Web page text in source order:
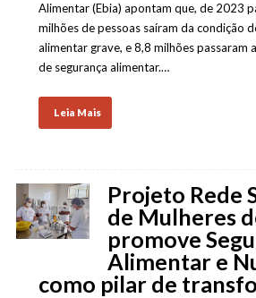
Alimentar (Ebia) apontam que, de 2023
milhões de pessoas saíram da condição
alimentar grave, e 8,8 milhões passaram
de segurança alimentar.…
Leia Mais
Projeto Rede
de Mulheres
promove
Alimentar e
como pilar de